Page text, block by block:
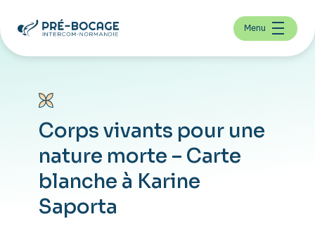
Menu
Corps vivants pour une
nature morte – Carte
blanche à Karine
Saporta